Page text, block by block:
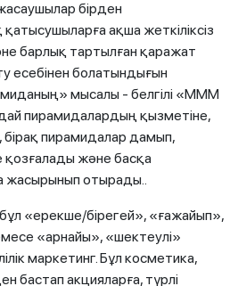
бірден
ақша жеткіліксіз
барлық тартылған қаражат
есебінен болатындығын
мысалы - белгілі «МММ
пирамидалардың қызметіне,
пирамидалар дамып,
қозғалады және басқа
жасырынып отырады..
«ерекше/бірегей», «ғажайып»,
«арнайы», «шектеулі»
маркетинг. Бұл косметика,
бастап акцияларға, түрлі